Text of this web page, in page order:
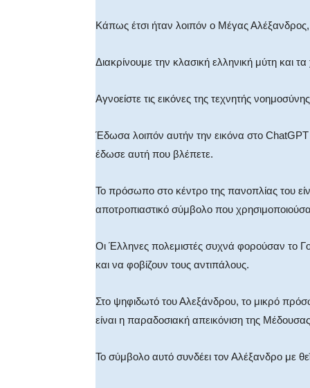
Κάπως έτσι ήταν λοιπόν ο Μέγας
Διακρίνουμε την κλασική ελληνική μύτη και
Αγνοείστε τις εικόνες της τεχνητής
Έδωσα λοιπόν αυτήν την εικόνα στο ChatGPT
έδωσε αυτή που βλέπετε.
Το πρόσωπο στο κέντρο της πανοπλίας του
αποτροπιαστικό σύμβολο που
Οι Έλληνες πολεμιστές συχνά φορούσαν το
και να φοβίζουν τους αντιπάλους.
Στο ψηφιδωτό του Αλεξάνδρου, το μικρό
είναι η παραδοσιακή απεικόνιση της
Το σύμβολο αυτό συνδέει τον Αλέξανδρο με